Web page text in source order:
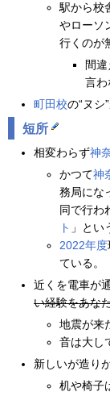
駅から校
やローソ
行くのが
間
言わ
町田校の“ヌシ
短所
相変わらず神
かつて神
務局にな
同で行わ
ト 」とい
2022年度
ている。
近くを電車が
い経験をあな
地震が来
音は大し
新しいが造り
机や椅子